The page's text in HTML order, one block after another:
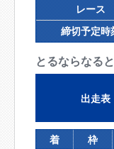
レース
締切予定時
とるならなる
出走表
着 枠